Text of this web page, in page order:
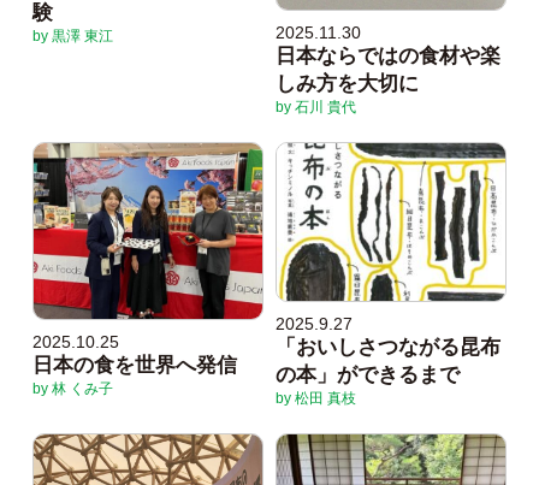
験
by 黒澤 東江 2025.11.30
日本ならではの食材や楽
しみ方を大切に
by 石川 貴代
2025.10.25
日本の食を世界へ発信
by 林 くみ子
2025.9.27
「おいしさつながる昆布
の本」ができるまで
by 松田 真枝